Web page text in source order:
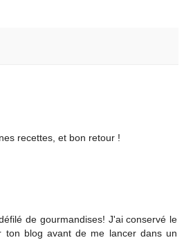
recettes, et bon retour !
de gourmandises! J'ai conservé le
ton blog avant de me lancer dans un